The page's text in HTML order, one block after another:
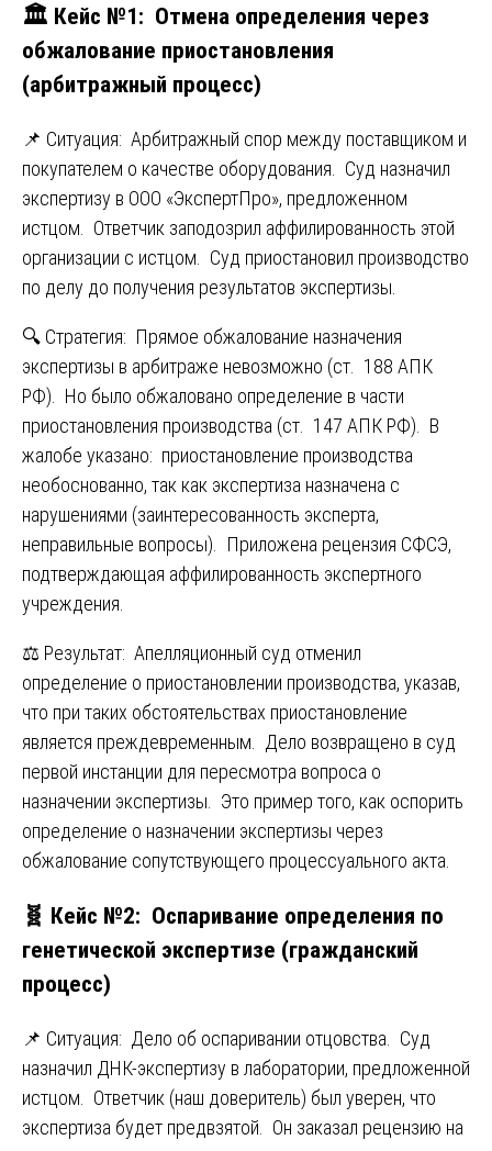
🏛️ Кейс №1: Отмена определения через
обжалование приостановления
(арбитражный процесс)
📌 Ситуация: Арбитражный спор между поставщиком и
покупателем о качестве оборудования. Суд назначил
экспертизу в ООО «ЭкспертПро», предложенном
истцом. Ответчик заподозрил аффилированность этой
организации с истцом. Суд приостановил производство
по делу до получения результатов экспертизы.
🔍 Стратегия: Прямое обжалование назначения
экспертизы в арбитраже невозможно (ст. 188 АПК
РФ). Но было обжаловано определение в части
приостановления производства (ст. 147 АПК РФ). В
жалобе указано: приостановление производства
необоснованно, так как экспертиза назначена с
нарушениями (заинтересованность эксперта,
неправильные вопросы). Приложена рецензия СФСЭ,
подтверждающая аффилированность экспертного
учреждения.
⚖️ Результат: Апелляционный суд отменил
определение о приостановлении производства, указав,
что при таких обстоятельствах приостановление
является преждевременным. Дело возвращено в суд
первой инстанции для пересмотра вопроса о
назначении экспертизы. Это пример того, как оспорить
определение о назначении экспертизы через
обжалование сопутствующего процессуального акта.
🧬 Кейс №2: Оспаривание определения по
генетической экспертизе (гражданский
процесс)
📌 Ситуация: Дело об оспаривании отцовства. Суд
назначил ДНК-экспертизу в лаборатории, предложенной
истцом. Ответчик (наш доверитель) был уверен, что
экспертиза будет предвзятой. Он заказал рецензию на